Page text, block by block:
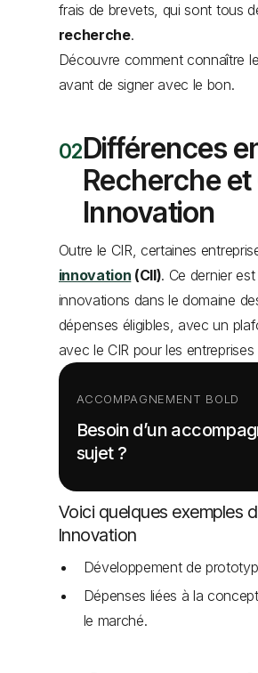
frais de brevets, qui sont tous
recherche.
Découvre comment connaître
avant de signer avec le bon.
Différences
Recherche
Innovation
Outre le CIR, certaines
innovation (CII). Ce dernier
innovations dans le domaine
dépenses éligibles, avec un
avec le CIR pour les entreprises
ACCOMPAGNEMENT BOLD
Besoin d’un
sujet ?
Voici quelques exemples
Innovation
Développement de
Dépenses liées à la
le marché.